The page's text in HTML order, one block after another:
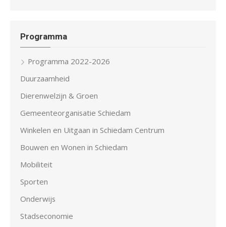
Programma
Programma 2022-2026
Duurzaamheid
Dierenwelzijn & Groen
Gemeenteorganisatie Schiedam
Winkelen en Uitgaan in Schiedam Centrum
Bouwen en Wonen in Schiedam
Mobiliteit
Sporten
Onderwijs
Stadseconomie